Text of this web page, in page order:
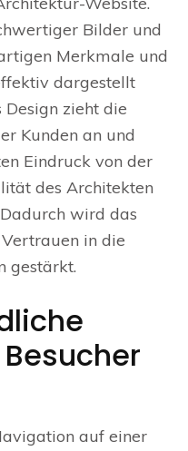
Bilder und
Merkmale und
dargestellt
Design zieht die
Kunden an und
Eindruck von der
des Architekten
wird das
in die
gestärkt.
auf einer